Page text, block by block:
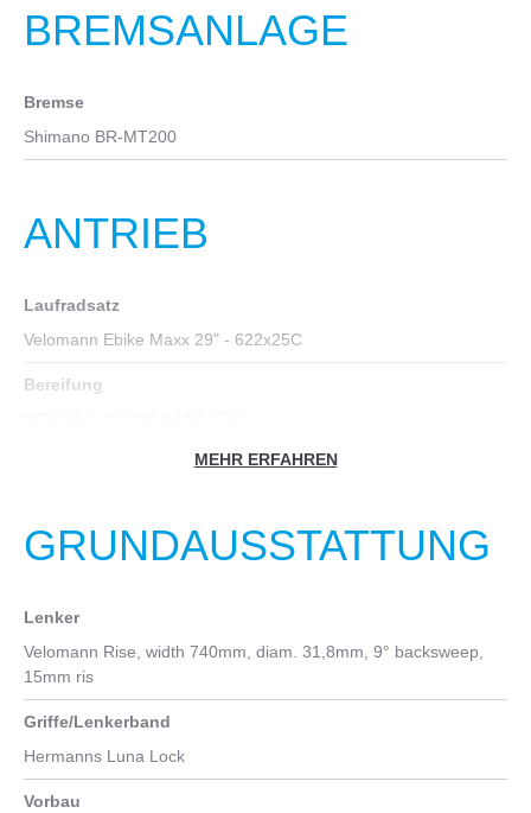
BREMSANLAGE
Bremse
Shimano BR-MT200
ANTRIEB
Laufradsatz
Velomann Ebike Maxx 29" - 622x25C
Bereifung
Kurbelgarnitur
Kassette
Shimano DEORE CS-M4100-10, 11-42T
Kette
KMC E10S NPBK Anti-Rust 1/2" x 11/128" EPT
MEHR ERFAHREN
GRUNDAUSSTATTUNG
Lenker
Velomann Rise, width 740mm, diam. 31,8mm, 9° backsweep,
15mm ris
Griffe/Lenkerband
Hermanns Luna Lock
Vorbau